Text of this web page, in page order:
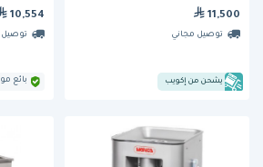
بي إي بي ماشينيري
11,500
توصيل مجاني
يشحن من إكويب
نابليون
10,554
توصيل
بائع